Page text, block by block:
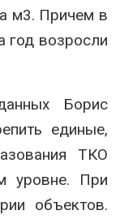
м3. Причем в
возросли
Борис
единые,
ТКО
уровне. При
объектов.